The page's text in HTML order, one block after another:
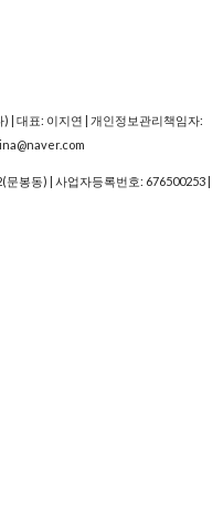
| 대표: 이지연 | 개인정보관리책임자:
문봉동) | 사업자등록번호: 676500253 |